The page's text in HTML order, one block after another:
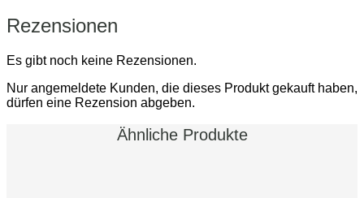
Rezensionen
Es gibt noch keine Rezensionen.
Nur angemeldete Kunden, die dieses Produkt gekauft haben,
dürfen eine Rezension abgeben.
Ähnliche Produkte